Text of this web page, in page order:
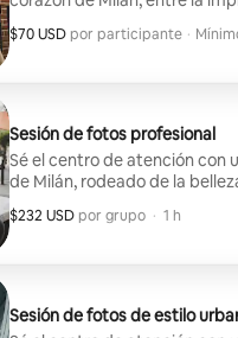
profesionalmente, perfectas
llevarte a casa fotos
$70 USD por participante
$70 USD por participante ·
,
Sesión de fotos profesional
Sé el centro de atención con
de Milán, rodeado de la
atemporal de la Galleria
Castello Sforzesco. Recibirás
celebrarte.
$232 USD por grupo
$232 USD por grupo
, · 1 h
Sesión de fotos de estilo